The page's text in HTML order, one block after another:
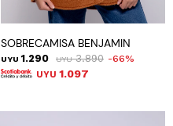
SOBRECAMISA BENJAMIN
UYU 1.290 UYU 3.890 66
UYU 1.097